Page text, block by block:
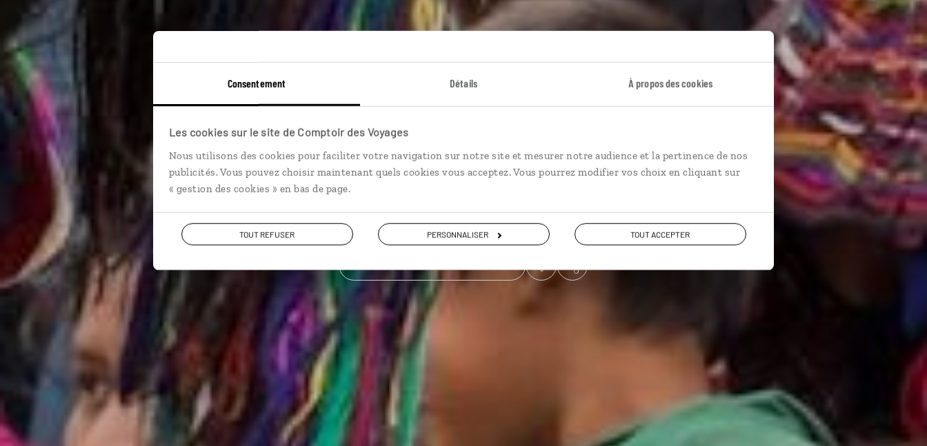
Consentement Détails À propos des cookies
Les cookies sur le site de Comptoir des Voyages
Nous utilisons des cookies pour faciliter votre navigation sur notre site et mesurer notre audience et la pertinence de nos
publicités. Vous pouvez choisir maintenant quels cookies vous acceptez. Vous pourrez modifier vos choix en cliquant sur
« gestion des cookies » en bas de page.
TOUT REFUSER PERSONNALISER TOUT ACCEPTER
Métissages guatémaltèques
Circuit au Guatemala : Antigua, villages mayas, côte caraïbe.
Vie locale
Voir les 13 avis sur les voyages au Guatemala